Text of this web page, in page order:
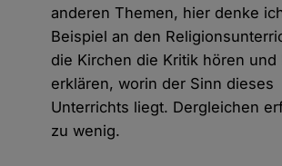
anderen Themen, hier denke
Beispiel an den
die Kirchen die Kritik hören und
erklären, worin der Sinn dieses
Unterrichts liegt. Dergleichen
zu wenig.